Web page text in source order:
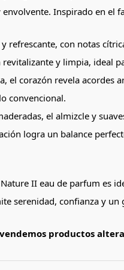
Inspirado en el
refrescante, con notas
y limpia, ideal
el corazón revela acordes
convencional.
el almizcle y
logra un balance
II eau de parfum es
serenidad, confianza y
productos